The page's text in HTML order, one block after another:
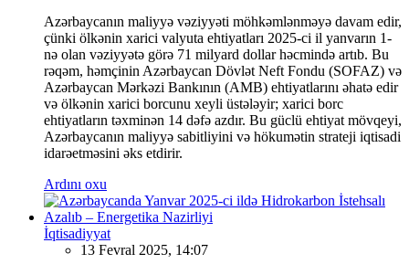
Azərbaycanın maliyyə vəziyyəti möhkəmlənməyə davam edir,
çünki ölkənin xarici valyuta ehtiyatları 2025-ci il yanvarın 1-
nə olan vəziyyətə görə 71 milyard dollar həcmində artıb. Bu
rəqəm, həmçinin Azərbaycan Dövlət Neft Fondu (SOFAZ) və
Azərbaycan Mərkəzi Bankının (AMB) ehtiyatlarını əhatə edir
və ölkənin xarici borcunu xeyli üstələyir; xarici borc
ehtiyatların təxminən 14 dəfə azdır. Bu güclü ehtiyat mövqeyi,
Azərbaycanın maliyyə sabitliyini və hökumətin strateji iqtisadi
idarəetməsini əks etdirir.
Ardını oxu
İqtisadiyyat
13 Fevral 2025, 14:07